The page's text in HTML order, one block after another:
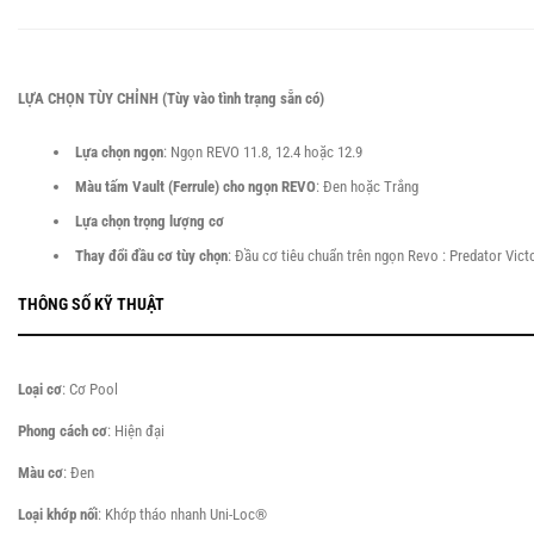
LỰA CHỌN TÙY CHỈNH (Tùy vào tình trạng sẵn có)
Lựa chọn ngọn: Ngọn REVO 11.8, 12.4 hoặc 12.9
Màu tấm Vault (Ferrule) cho ngọn REVO: Đen hoặc Trắng
Lựa chọn trọng lượng cơ
Thay đổi đầu cơ tùy chọn: Đầu cơ tiêu chuẩn trên ngọn Revo : Predator
THÔNG SỐ KỸ THUẬT
Loại cơ: Cơ Pool
Phong cách cơ: Hiện đại
Màu cơ: Đen
Loại khớp nối: Khớp tháo nhanh Uni-Loc®